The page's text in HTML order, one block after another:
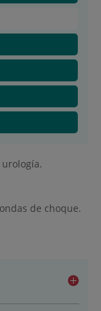
de choque.